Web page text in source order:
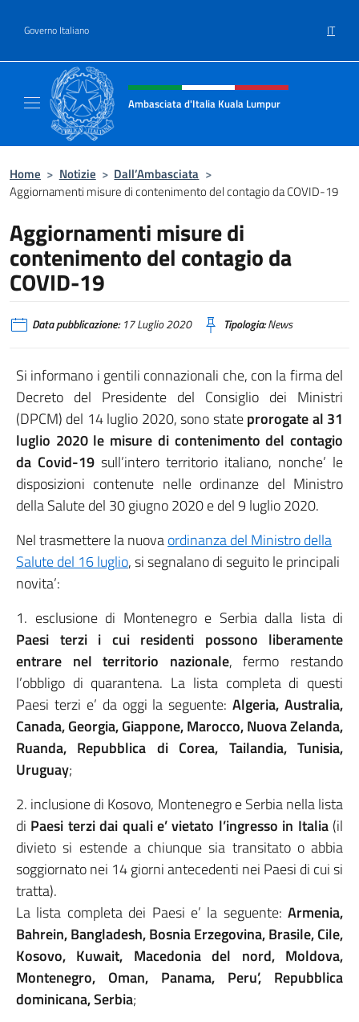
Governo Italiano IT
Intestazione sito, social e menù
Ambasciata d'Italia Kuala Lumpur
Home > Notizie > Dall’Ambasciata >
Aggiornamenti misure di contenimento del contagio da COVID-19
Aggiornamenti misure di
contenimento del contagio da
COVID-19
Data pubblicazione:17 Luglio 2020 Tipologia:News
Si informano i gentili connazionali che, con la firma del
Decreto del Presidente del Consiglio dei Ministri
(DPCM) del 14 luglio 2020, sono stateprorogate al 31
luglio 2020 le misure di contenimento del contagio
da Covid-19 sull’intero territorio italiano, nonche’ le
disposizioni contenute nelle ordinanze del Ministro
della Salute del 30 giugno 2020 e del 9 luglio 2020.
Nel trasmettere la nuovaordinanza del Ministro della
Salute del 16 luglio, si segnalano di seguito le principali
novita’:
1. esclusione di Montenegro e Serbia dalla lista di
Paesi terzi i cui residenti possono liberamente
entrare nel territorio nazionale, fermo restando
l’obbligo di quarantena. La lista completa di questi
Paesi terzi e’ da oggi la seguente:Algeria, Australia,
Canada, Georgia, Giappone, Marocco, Nuova Zelanda,
Ruanda, Repubblica di Corea, Tailandia, Tunisia,
Uruguay;
2. inclusione di Kosovo, Montenegro e Serbia nella lista
di Paesi terzi dai quali e’ vietato l’ingresso in Italia(il
divieto si estende a chiunque sia transitato o abbia
soggiornato nei 14 giorni antecedenti nei Paesi di cui si
tratta).
La lista completa dei Paesi e’ la seguente: Armenia,
Bahrein, Bangladesh, Bosnia Erzegovina, Brasile, Cile,
Kosovo, Kuwait, Macedonia del nord, Moldova,
Montenegro, Oman, Panama, Peru’, Repubblica
dominicana, Serbia;